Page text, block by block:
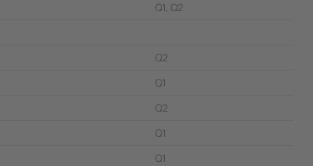
Q1, Q2
Q2
Q1
Q2
Q1
Q1